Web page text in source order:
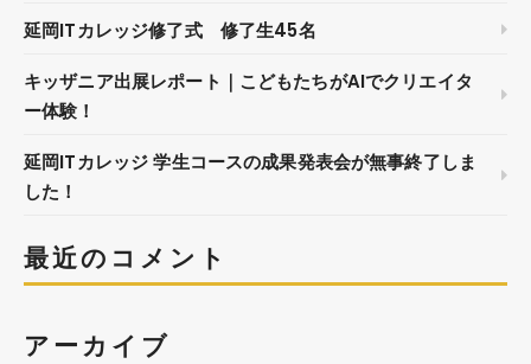
延岡ITカレッジ修了式 修了生45名
キッザニア出展レポート｜こどもたちがAIでクリエイタ
ー体験！
延岡ITカレッジ 学生コースの成果発表会が無事終了しま
した！
最近のコメント
アーカイブ